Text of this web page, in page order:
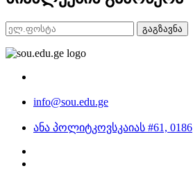
გაგზავნა
info@sou.edu.ge
ანა პოლიტკოვსკაიას #61, 0186